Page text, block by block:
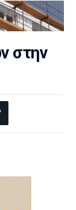
στην